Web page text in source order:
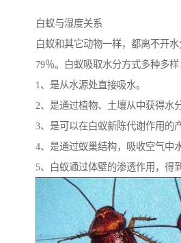
白蚁与湿度关系
白蚁和其它动物一样，都离不开
79％。白蚁吸取水分方式多种多样
1、是从水源处直接吸水。
2、是通过植物、土壤从中获得水分
3、是可以在白蚁新陈代谢作用的
4、是通过蚁巢结构，吸收空气中水
5、白蚁通过体壁的渗透作用，得